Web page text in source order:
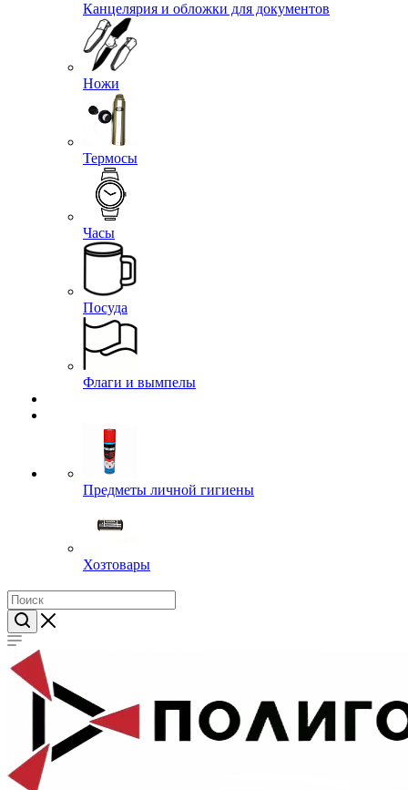
Канцелярия и обложки для документов
Ножи
Термосы
Часы
Посуда
Флаги и вымпелы
Предметы личной гигиены
Хозтовары